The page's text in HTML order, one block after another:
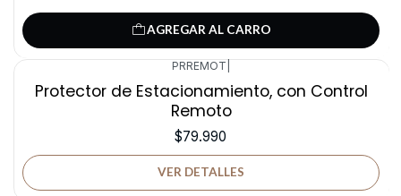
AGREGAR AL CARRO
PRREMOT
Protector de Estacionamiento, con Control
Remoto
$79.990
VER DETALLES